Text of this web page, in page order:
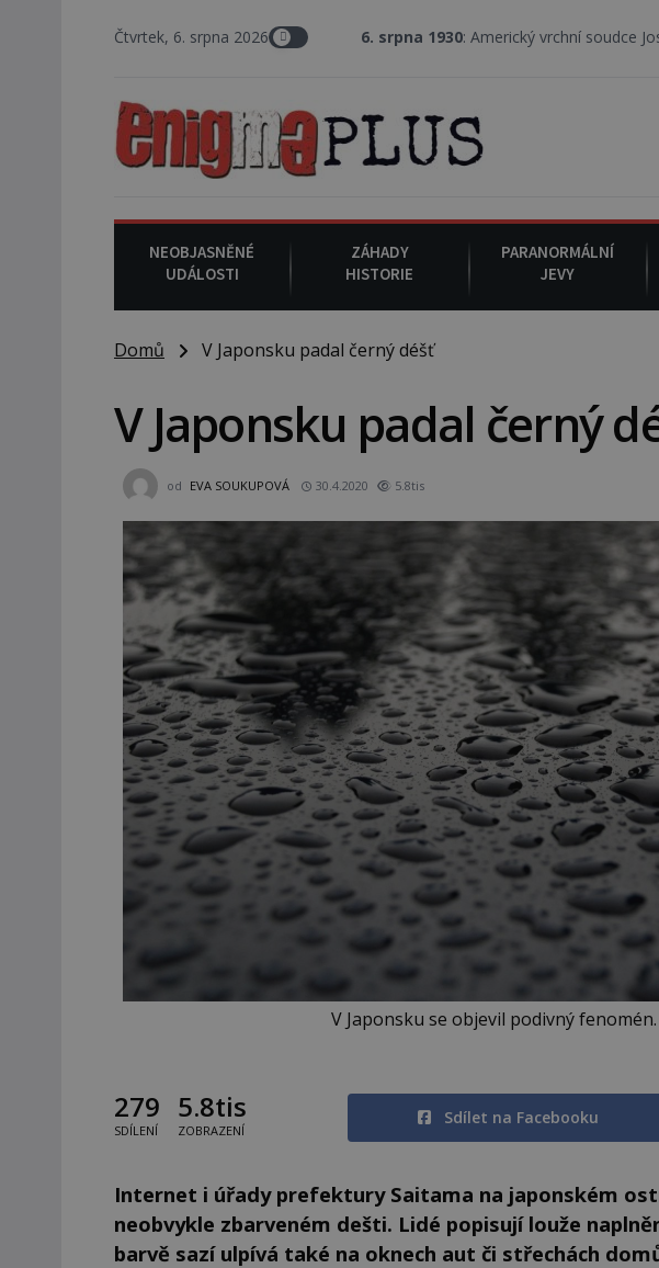
Čtvrtek, 6. srpna 20266. srpna 1930 : Americký vrchní soudce Joseph F.
NEOBJASNĚNÉ
UDÁLOSTI
ZÁHADY
HISTORIE
PARANORMÁLNÍ
JEVY
Domů V Japonsku padal černý déšť
V Japonsku padal černý
od EVA SOUKUPOVÁ 30.4.2020 5.8tis
V Japonsku se objevil podivný fenomén.
279
SDÍLENÍ
5.8tis
ZOBRAZENÍ
Sdílet na Facebooku
Internet i úřady prefektury Saitama na japonském
neobvykle zbarveném dešti. Lidé popisují louže
barvě sazí ulpívá také na oknech aut či střechách